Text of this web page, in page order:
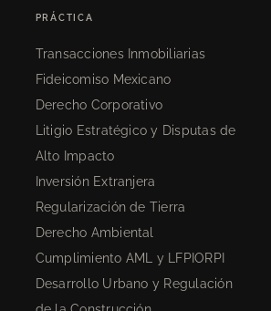
PRÁCTICA
Transacciones Inmobiliarias
Fideicomiso Mexicano
Derecho Corporativo
Litigio Estratégico y Disputas de
Alto Impacto
Inversión Extranjera
Regularización de Tierra
Derecho Ambiental
Cumplimiento AML y LFPIORPI
Desarrollo Urbano y Regulación